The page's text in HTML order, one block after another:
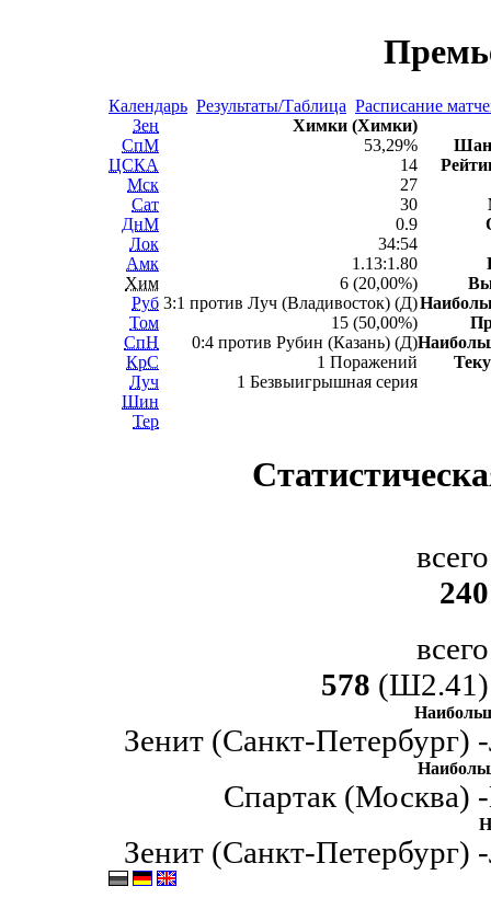
Календарь Результаты/Таблица Расписание
Зен
СпМ
ЦСКА
Мск
Сат
ДнМ
Лок
Амк
Хим
Руб
Том
СпН
КрС
Луч
Шин
Тер
Химки (Химки)
53,29%
14
27
30
0.9
34:54
1.13:1.80
6 (20,00%)
3:1 против Луч (Владивосток) (Д)
15 (50,00%)
0:4 против Рубин (Казань) (Д)
1 Поражений
1 Безвыигрышная серия
всего
240
всего
578 (Ш2.41)
Зенит (Санкт-Петербург) -
Спартак (Москва) -
Зенит (Санкт-Петербург) -